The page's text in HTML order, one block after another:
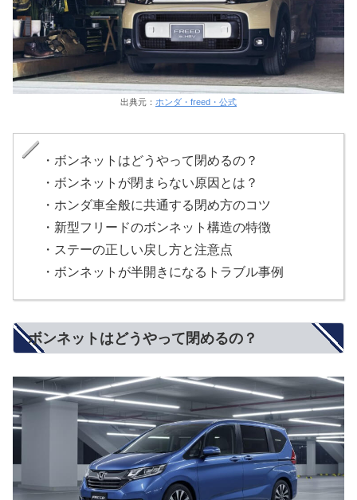
出典元： ホンダ・freed・公式
・ボンネットはどうやって閉めるの？
・ボンネットが閉まらない原因とは？
・ホンダ車全般に共通する閉め方のコツ
・新型フリードのボンネット構造の特徴
・ステーの正しい戻し方と注意点
・ボンネットが半開きになるトラブル事例
ボンネットはどうやって閉めるの？